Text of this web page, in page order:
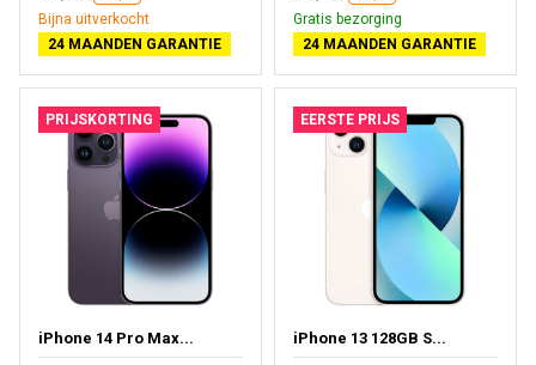
Bijna uitverkocht
24 MAANDEN GARANTIE
Gratis bezorging
24 MAANDEN GARANTIE
PRIJSKORTING
iPhone 14 Pro Max...
EERSTE PRIJS
iPhone 13 128GB S...